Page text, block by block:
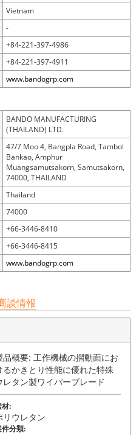
Vietnam
-
+84-221-397-4986
+84-221-397-4911
www.bandogrp.com
BANDO MANUFACTURING
(THAILAND) LTD.
47/7 Moo 4, Bangpla Road, Tambol
Bankao, Amphur
Muangsamutsakorn, Samutsakorn,
74000, THAILAND
Thailand
74000
+66-3446-8410
+66-3446-8415
www.bandogrp.com
談情報
品概要: 工作機械の摺動面にお
るかきとり性能に優れた特殊
レタン製ワイパーブレード
材:
リウレタン
件分類: